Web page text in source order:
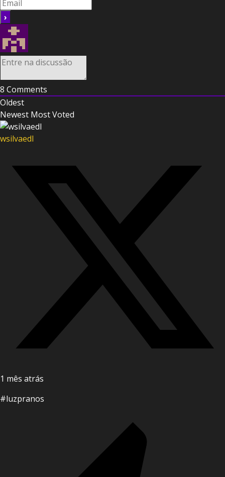
8 Comments
Oldest
Newest Most Voted
wsilvaedl
1 mês atrás
#luzpranos